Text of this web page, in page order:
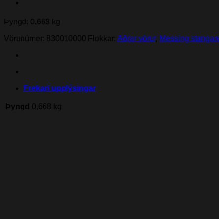
Þyngd: 0,668 kg
Vörunúmer: 830010000 Flokkar: Aðrar vörur, Messing
Frekari upplýsingar
Þyngd 0,668 kg